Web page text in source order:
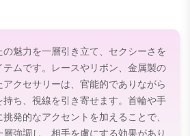
魅力を一層引き立て、セクシーさを
ムです。レースやリボン、金属製の
クセサリーは、官能的でありながら
持ち、視線を引き寄せます。首輪や手
発的なアクセントを加えることで、
強調し、相手を虜にする効果があり